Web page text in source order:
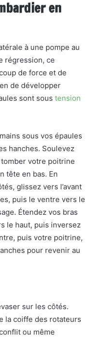
en
à une pompe au
régression, ce
de force et de
de développer
sont sous tension
sous vos épaules
hanches. Soulevez
votre poitrine
tête en bas. En
glissez vers l’avant
puis le ventre vers le
Étendez vos bras
le haut, puis inversez
puis votre poitrine,
pour revenir au
sur les côtés.
la coiffe des rotateurs
ou même